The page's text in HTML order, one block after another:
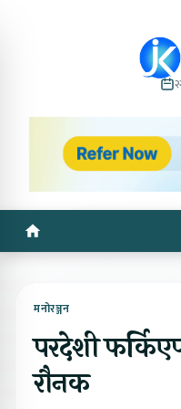
मनोरञ्जन
परदेशी
रौनक